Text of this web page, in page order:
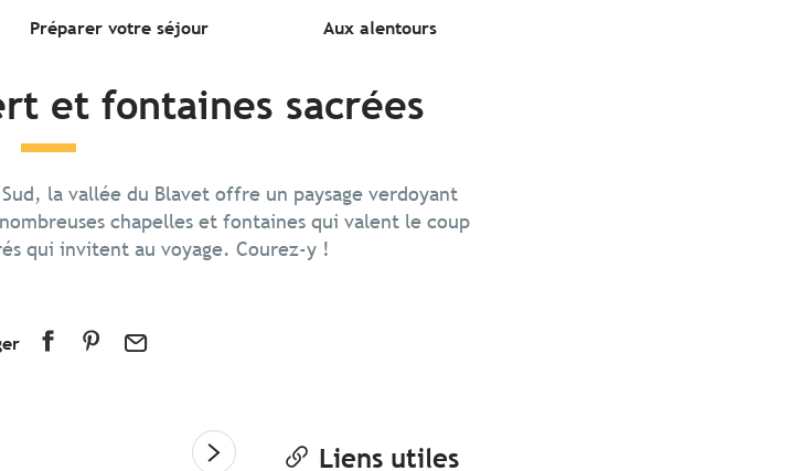
Préparer votre séjour Aux alentours
et fontaines sacrées
la vallée du Blavet offre un paysage verdoyant
chapelles et fontaines qui valent le coup
qui invitent au voyage. Courez-y !
Liens utiles